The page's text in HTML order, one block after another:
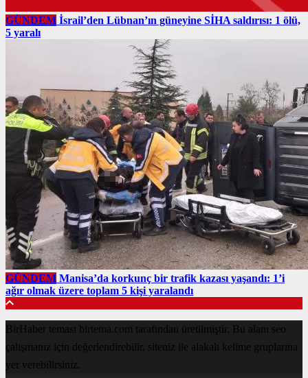
GÜNDEM İsrail’den Lübnan’ın güneyine SİHA saldırısı: 1 ölü,
5 yaralı
GÜNDEM Manisa’da korkunç bir trafik kazası yaşandı: 1’i
ağır olmak üzere toplam 5 kişi yaralandı
BirHaber teması birtema.com tarafından üretilmiştir. Bu alanı seo
çalışmanız için değerlendirebilir, siteniz ile alakalı kelime gruplarına
yer verebilirsiniz.